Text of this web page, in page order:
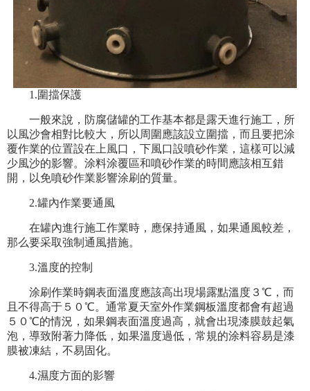
1.圍擋保護
一般來說，防腐儲罐的工作基本都是露天進行施工，所
以風沙會相對比較大，所以周圍應該設立圍擋，而且要把涂
覆作業的位置設在上風口，下風口設噴砂作業，這樣可以減
少風沙的影響。涂料涂覆區和噴砂作業的時間應該相互錯
開，以免噴砂作業影響涂刷的質量。
2.罐內作業要通風
在罐內進行施工作業時，應保持通風，如果通風較差，
那么要采取強制通風措施。
3.溫度的控制
涂刷作業時鋼表面溫度應該高出現場露點溫度３℃，而
且不得高于５０℃。通常夏天室外作業鋼板溫度都會有超過
５０℃的情況，如果鋼表面溫度過高，就會出現漆膜鼓起氣
泡，導致附著力降低，如果溫度過低，常規的涂料容易是漆
膜被凍結，不易固化。
4.濕度方面的影響